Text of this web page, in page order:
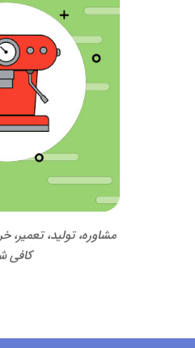
مشاوره، تولید،
کافی